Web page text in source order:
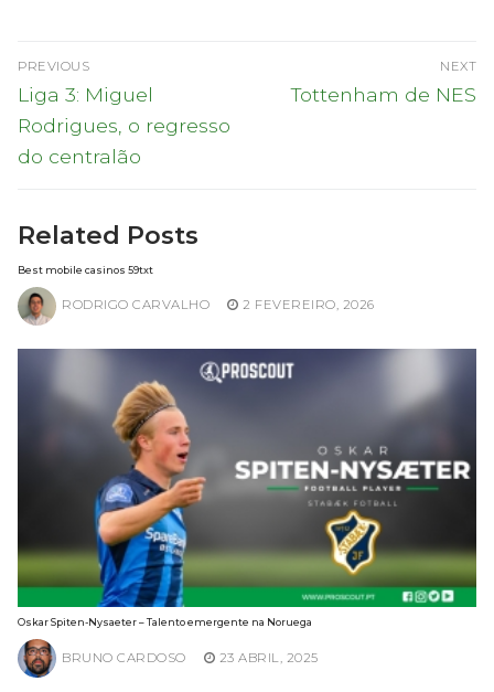
Navegação
de
artigos
PREVIOUS
Previous
post:
Liga 3: Miguel
Rodrigues, o regresso
do centralão
NEXT
Next
Tottenham de NES
Related Posts
Best mobile casinos 59txt
RODRIGO CARVALHO 2 FEVEREIRO, 2026
Oskar Spiten-Nysaeter – Talento emergente na Noruega
BRUNO CARDOSO 23 ABRIL, 2025